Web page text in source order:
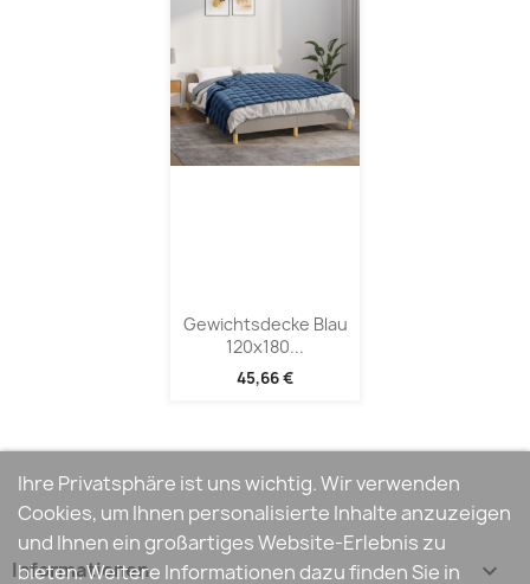
Gewichtsdecke Blau
120x180...
45,66 €
Informationen 
Ihre Privatsphäre ist uns wichtig. Wir verwenden
Cookies, um Ihnen personalisierte Inhalte anzuzeigen
und Ihnen ein großartiges Website-Erlebnis zu
bieten. Weitere Informationen dazu finden Sie in